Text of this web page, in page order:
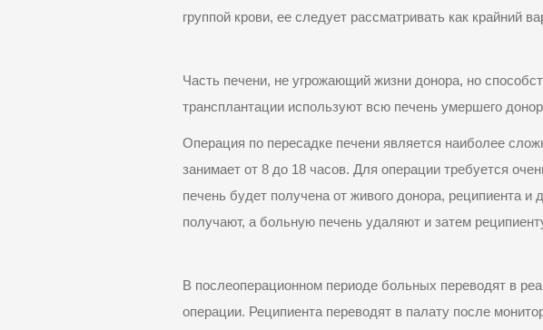
группой крови, ее следует рассматривать как крайний
Часть печени, не угрожающий жизни донора, но
трансплантации используют всю печень умершего
Операция по пересадке печени является наиболее
занимает от 8 до 18 часов. Дляоперациитребуется
печень будет получена от живого донора, реципиента
получают, а больную печень удаляют и затем
В послеоперационном периоде больных переводят в
операции. Реципиента переводят в палату после